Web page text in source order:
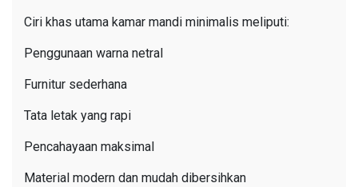
Ciri khas utama kamar mandi minimalis meliputi:
Penggunaan warna netral
Furnitur sederhana
Tata letak yang rapi
Pencahayaan maksimal
Material modern dan mudah dibersihkan